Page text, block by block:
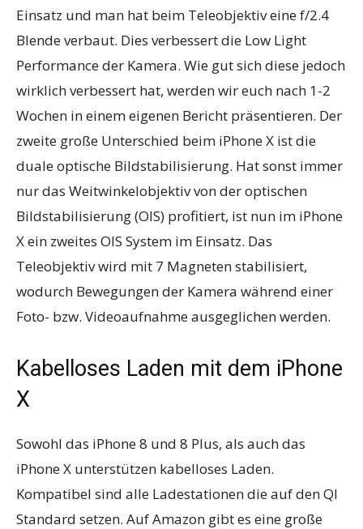
Einsatz und man hat beim Teleobjektiv eine f/2.4
Blende verbaut. Dies verbessert die Low Light
Performance der Kamera. Wie gut sich diese jedoch
wirklich verbessert hat, werden wir euch nach 1-2
Wochen in einem eigenen Bericht präsentieren. Der
zweite große Unterschied beim iPhone X ist die
duale optische Bildstabilisierung. Hat sonst immer
nur das Weitwinkelobjektiv von der optischen
Bildstabilisierung (OIS) profitiert, ist nun im iPhone
X ein zweites OIS System im Einsatz. Das
Teleobjektiv wird mit 7 Magneten stabilisiert,
wodurch Bewegungen der Kamera während einer
Foto- bzw. Videoaufnahme ausgeglichen werden.
Kabelloses Laden mit dem iPhone
X
Sowohl das iPhone 8 und 8 Plus, als auch das
iPhone X unterstützen kabelloses Laden.
Kompatibel sind alle Ladestationen die auf den QI
Standard setzen. Auf Amazon gibt es eine große